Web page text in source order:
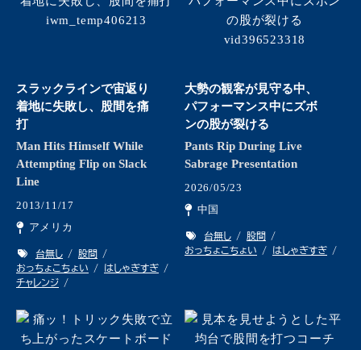
スラックラインで宙返り
着地に失敗し、股間を痛
打
Man Hits Himself While
Attempting Flip on Slack
Line
2013/11/17
アメリカ
台無し
股間
おっちょこちょい
はしゃぎすぎ
チャレンジ
大勢の観客が見守る中、
パフォーマンス中にズボ
ンの股が裂ける
Pants Rip During Live
Sabrage Presentation
2026/05/23
中国
台無し
股間
おっちょこちょい
はしゃぎすぎ